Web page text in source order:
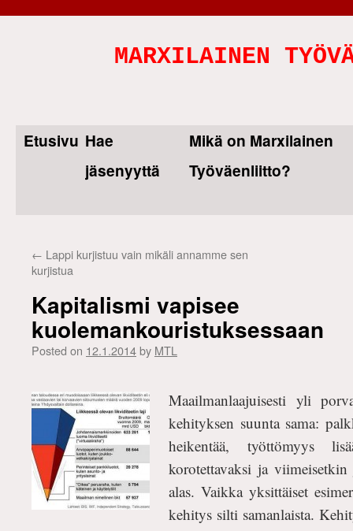
MARXILAINEN
Skip
Etusivu Hae
jäsenyyttä
Mikä on Marxilainen
Työväenliitto?
← Lappi kurjistuu vain mikäli annamme sen
kurjistua
Kapitalismi vapisee
kuolemankouristuksessaan
Posted on 12.1.2014by MTL
Maailmanlaajuisesti yli
kehityksen suunta sama:
heikentää, työttömyys
korotettavaksi ja
alas. Vaikka yksittäiset
kehitys silti samanlaista.